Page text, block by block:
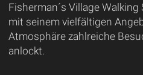
Fisherman´s Village
mit seinem vielfältigen
Atmosphäre zahlreiche
anlockt.